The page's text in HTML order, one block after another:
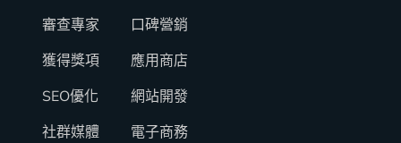
審查專家
獲得獎項
SEO優化
社群媒體
口碑營銷
應用商店
網站開發
電子商務